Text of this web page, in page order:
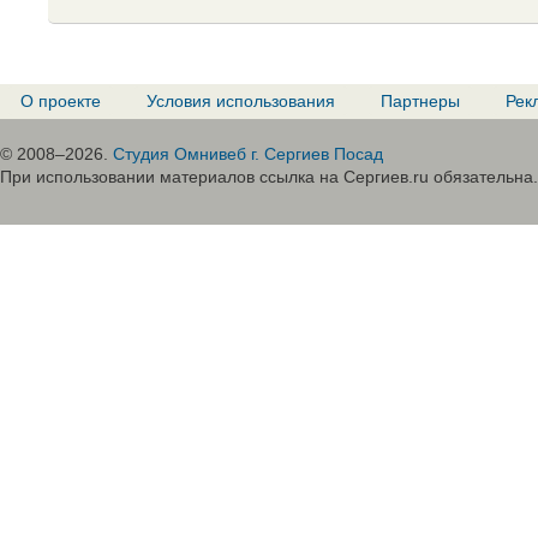
О проекте Условия использования Партнеры
© 2008–2026. Студия Омнивеб г. Сергиев Посад
При использовании материалов ссылка на Сергиев.ru обязательна.